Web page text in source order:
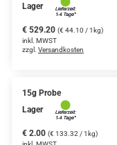
Lager
€ 529.20 (€ 44.10 / 1kg)
inkl. MWST
zzgl. Versandkosten
15g Probe
Lager
€ 2.00 (€ 133.32 / 1kg)